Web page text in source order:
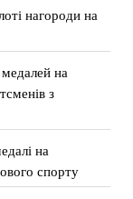
нагороди на
на
з
на
спорту